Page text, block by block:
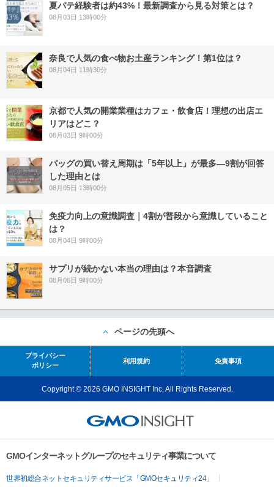
夏バテ経験者は約43%！最新調査から見る対策とは？
08月03日 13時00分
奈良で人気の食べ物お土産ランキング！第1位は？
08月04日 11時30分
京都で人気の開業業種はカフェ・飲食店！理想の出店エ
リアはどこ？
08月03日 9時00分
バッグの買い替え周期は「5年以上」が最多―9割が回答
した理由とは
08月05日 13時00分
免疫力向上の意識調査｜4割が普段から意識していること
は？
08月04日 9時00分
サプリが続かない本当の理由は？本音調査
08月06日 9時00分
ページの先頭へ
プライバシー
ポリシー
利用規約 免責事項
Copyright © 2026 GMO INSIGHT Inc. All Rights Reserved.
GMOインターネットグループのセキュリティ事業について
世界初総合ネットセキュリティサービス「GMOセキュリティ24」